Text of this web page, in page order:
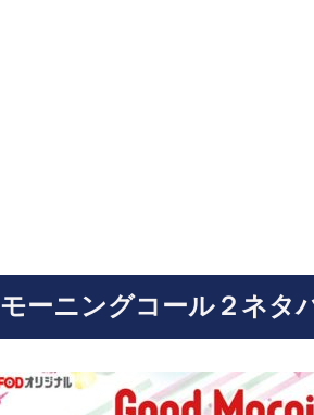
モーニングコール２ネタ